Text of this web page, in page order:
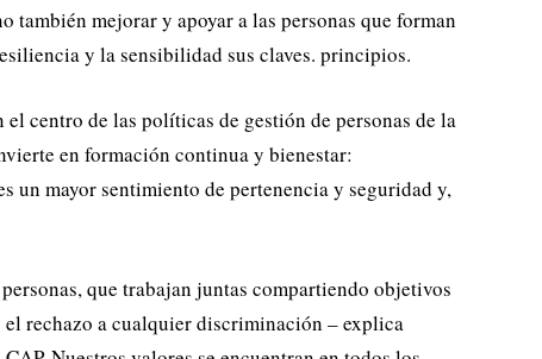
también mejorar y apoyar a las personas que forman
y la sensibilidad sus claves. principios.
centro de las políticas de gestión de personas de la
en formación continua y bienestar:
un mayor sentimiento de pertenencia y seguridad y,
que trabajan juntas compartiendo objetivos
rechazo a cualquier discriminación – explica